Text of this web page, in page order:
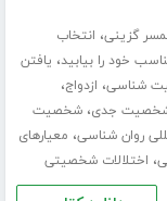
گزینی، انتخاب
خود را بیابید، یافتن
شناسی، ازدواج،
جدی،شخصیت
روان شناسی، معیارهای
، اختلالات شخصیتی